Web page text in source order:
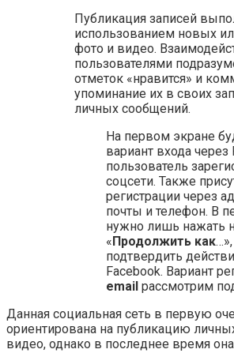
Публикация записей
использованием новых
фото и видео.
пользователями
отметок «нравится» и
упоминание их в своих
личных сообщений.
На первом экране
вариант входа через
пользователь
соцсети. Также
регистрации через
почты и телефон. В
нужно лишь нажать
« Продолжить как
подтвердить
Facebook. Вариант
email рассмотрим
Данная социальная сеть в первую
ориентирована на публикацию
видео, однако в последнее время